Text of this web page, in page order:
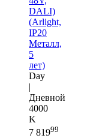
DALI)
(Arlight,
IP20
Металл,
5
лет)
Day
|
Дневной
4000
K
7 81999